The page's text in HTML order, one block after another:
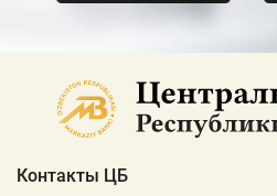
Контакты ЦБ